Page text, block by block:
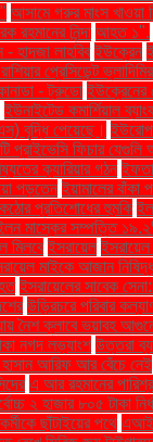
আসামে গরুর মাংস খাওয়া
নিন্দা আহত ১".
হাদজা লাহবিব ইউক্রেন
প্রেসিডেন্ট
- ট্রুডো ইউক্রেনের
ইউনাইটেড কমার্শিয়াল
বৃদ্ধি পেয়েছে। ইউরোপ
প্রাইভেসি ফিচার
ক্যারিয়ার গঠন
পড়তেন ইয়ামালের বাঁকা
প্রতিশোধের হুমকি
মাস্কের সম্পত্তি
মিলবে ইসরায়েল
মাইকে আজান
ইসরায়েলের সাবেক
উড়িরচরে পরিবার
নৈশ ক্লাবে ভয়াবহ
নগদ লভ্যাংশ উত্তরা
হাসান আরিফ আর বেঁচে নেই
এ আর রহমানের
২ হাজার ৮০৫ টাকা
ছাঁটাইয়ের পথে এআই